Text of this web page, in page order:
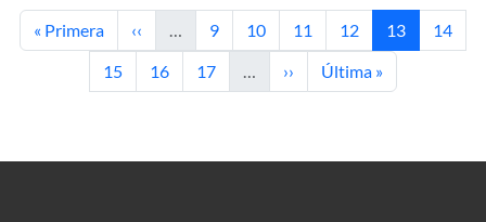
Primera página
« Primera Página anterior
‹‹ … Página
9 Página
10 Página
11 Página
12 Página actual
13 Página
14
Página
15 Página
16 Página
17 … Siguiente página
›› Última página
Última »